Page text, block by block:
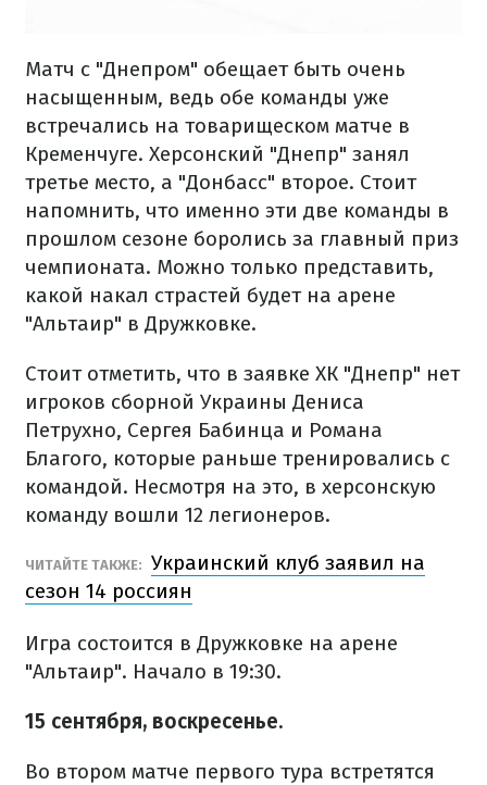
Матч с "Днепром" обещает быть очень
насыщенным, ведь обе команды уже
встречались на товарищеском матче в
Кременчуге. Херсонский "Днепр" занял
третье место, а "Донбасс" второе. Стоит
напомнить, что именно эти две команды в
прошлом сезоне боролись за главный приз
чемпионата. Можно только представить,
какой накал страстей будет на арене
"Альтаир" в Дружковке.
Стоит отметить, что в заявке ХК "Днепр" нет
игроков сборной Украины Дениса
Петрухно, Сергея Бабинца и Романа
Благого, которые раньше тренировались с
командой. Несмотря на это, в херсонскую
команду вошли 12 легионеров.
ЧИТАЙТЕ ТАКЖЕ: Украинский клуб заявил на
сезон 14 россиян
Игра состоится в Дружковке на арене
"Альтаир". Начало в 19:30.
15 сентября, воскресенье.
Во втором матче первого тура встретятся